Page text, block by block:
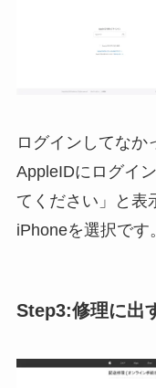
ログインしてなか
AppleIDにログイ
てください」と表
iPhoneを選択です。
Step3:修理に出